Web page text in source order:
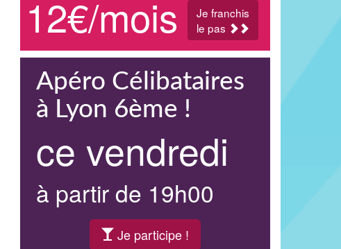
12€/mois
Je franchis
le pas
Apéro Célibataires
à Lyon 6ème !
ce vendredi
à partir de 19h00
Je participe !